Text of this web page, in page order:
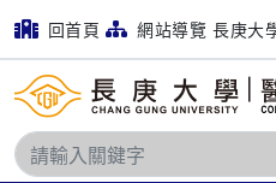
回首頁 網站導覽 長庚大